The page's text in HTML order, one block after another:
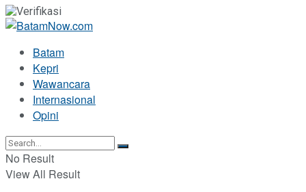
Batam
Kepri
Wawancara
Internasional
Opini
No Result
View All Result